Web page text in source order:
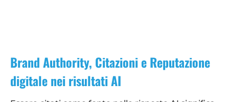
Brand Authority, Citazioni e Reputazione
digitale nei risultati AI